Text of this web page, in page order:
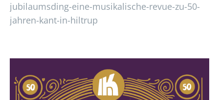
jubilaumsding-eine-musikalische-revue-zu-50-
jahren-kant-in-hiltrup